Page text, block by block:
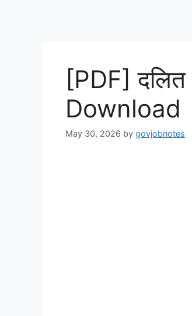
[PDF] दलित
Download
May 30, 2026 by govjobnotes